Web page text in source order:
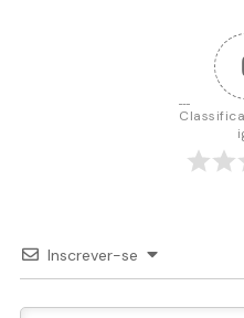
Inscrever-se